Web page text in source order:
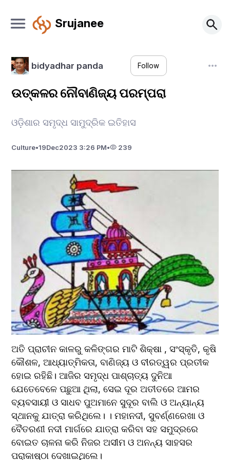
Srujanee
bidyadhar panda Follow
ଉତ୍କଳର ନୌବାଣିଜ୍ୟ ପରମ୍ପରା
ଓଡ଼ିଶାର ସମୃଦ୍ଧ ସାମୁଦ୍ରିକ ଇତିହାସ
Culture•19Dec2023 3:26 PM• 239
ଅତି ପ୍ରାଚୀନ କାଳରୁ କଳିଙ୍ଗର ମାଟି ଶିକ୍ଷା , ସଂସ୍କୃତି, କୃଷି
କୌଶଳ, ଆଧ୍ୟାତ୍ମିକତା, ବାଣିଜ୍ୟ ଓ ବୀରତ୍ୱର ପ୍ରତୀକ
ହୋଇ ରହିଛି। ଆଜିର ସମୃଦ୍ଧ ପାଶ୍ଚାତ୍ୟ ଦୁନିଆ
ଯେତେବେଳେ ପଛୁଆ ଥିଲା, ସେଇ ଦୂର ଅତୀତରେ ଆମର
ବ୍ୟବସାୟୀ ଓ ସାଧବ ପୁଅମାନେ ସୁଦୂର ବାଲି ଓ ଅନ୍ୟାନ୍ୟ
ସ୍ଥାନକୁ ଯାତ୍ରା କରିଥିଲେ। । ମହାନଦୀ, ସୁବର୍ଣ୍ଣରେଖା ଓ
ବୈତରଣୀ ନଦୀ ମାର୍ଗରେ ଯାତ୍ରା କରିବା ସହ ସମୁଦ୍ରରେ
ବୋଇତ ଚାଳନା କରି ନିଜର ଅସୀମ ଓ ଅନନ୍ୟ ସାହସର
ପରାକାଷ୍ଠା ଦେଖାଇଥିଲେ।